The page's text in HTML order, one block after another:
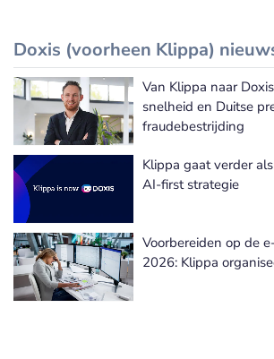
Doxis (voorheen Klippa)
Doxis
Van Klippa naar
snelheid en Duitse
fraudebestrijding
Klippa gaat verder
AI-first strategie
Voorbereiden op de
2026: Klippa